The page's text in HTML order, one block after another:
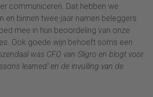
communiceren. Dat hebben we
en binnen twee jaar namen beleggers
mee in hun beoordeling van onze
Ook goede wijn behoeft soms een
was CFO van Sligro en blogt voor
learned’ en de invulling van de